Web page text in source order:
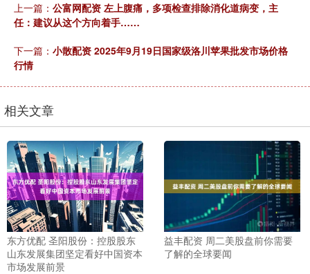
上一篇： 公富网配资 左上腹痛，多项检查排除消化道病变，主
任：建议从这个方向着手……
下一篇： 小散配资 2025年9月19日国家级洛川苹果批发市场价格
行情
相关文章
东方优配 圣阳股份：控股股东
山东发展集团坚定看好中国资本
市场发展前景
益丰配资 周二美股盘前你需要
了解的全球要闻